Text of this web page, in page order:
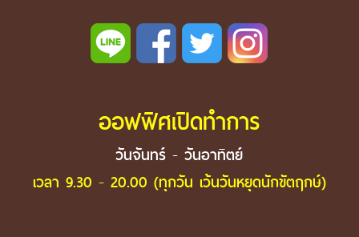
ออฟฟิศเปิดทำการ
วันจันทร์ - วันอาทิตย์
เวลา 9.30 - 20.00 (ทุกวัน เว้นวันหยุดนักขัตฤกษ์)